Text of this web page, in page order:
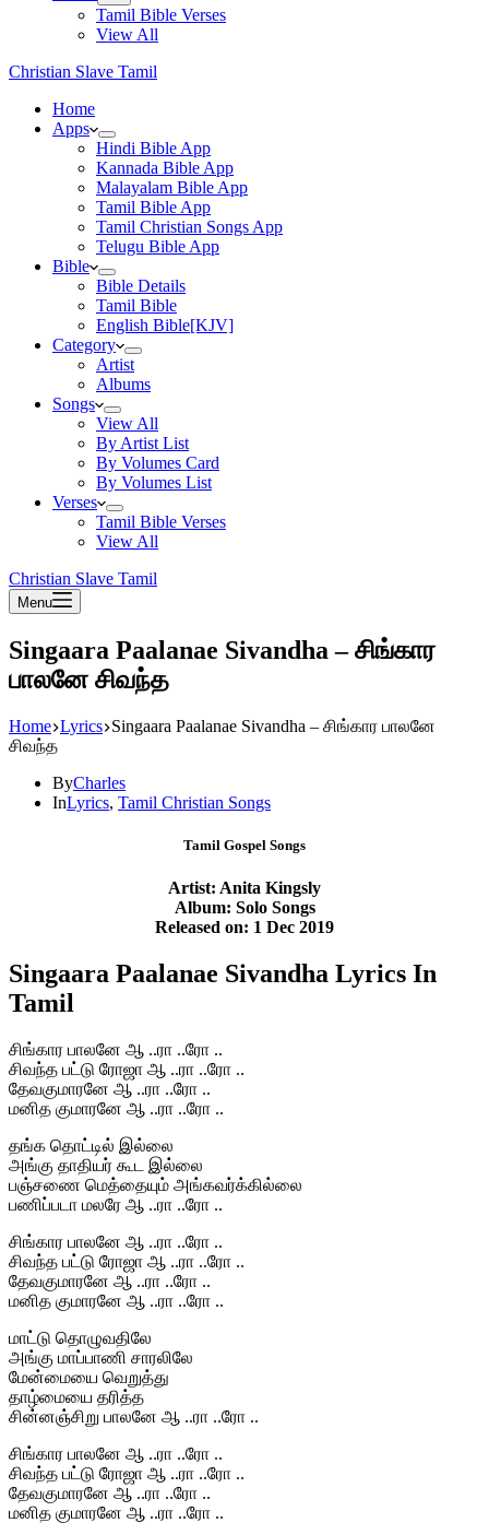
Tamil Bible Verses
View All
Christian Slave Tamil
Home
Apps
Hindi Bible App
Kannada Bible App
Malayalam Bible App
Tamil Bible App
Tamil Christian Songs App
Telugu Bible App
Bible
Bible Details
Tamil Bible
English Bible[KJV]
Category
Artist
Albums
Songs
View All
By Artist List
By Volumes Card
By Volumes List
Verses
Tamil Bible Verses
View All
Christian Slave Tamil
Menu
Singaara Paalanae Sivandha – சிங்கார
பாலனே சிவந்த
Home Lyrics Singaara Paalanae Sivandha – சிங்கார பாலனே
சிவந்த
ByCharles
InLyrics, Tamil Christian Songs
Tamil Gospel Songs
Artist: Anita Kingsly
Album: Solo Songs
Released on: 1 Dec 2019
Singaara Paalanae Sivandha Lyrics In
Tamil
சிங்கார பாலனே ஆ ..ரா ..ரோ ..
சிவந்த பட்டு ரோஜா ஆ ..ரா ..ரோ ..
தேவகுமாரனே ஆ ..ரா ..ரோ ..
மனித குமாரனே ஆ ..ரா ..ரோ ..
தங்க தொட்டில் இல்லை
அங்கு தாதியர் கூட இல்லை
பஞ்சணை மெத்தையும் அங்கவர்க்கில்லை
பணிப்படா மலரே ஆ ..ரா ..ரோ ..
சிங்கார பாலனே ஆ ..ரா ..ரோ ..
சிவந்த பட்டு ரோஜா ஆ ..ரா ..ரோ ..
தேவகுமாரனே ஆ ..ரா ..ரோ ..
மனித குமாரனே ஆ ..ரா ..ரோ ..
மாட்டு தொழுவதிலே
அங்கு மாப்பாணி சாரலிலே
மேன்மையை வெறுத்து
தாழ்மையை தரித்த
சின்னஞ்சிறு பாலனே ஆ ..ரா ..ரோ ..
சிங்கார பாலனே ஆ ..ரா ..ரோ ..
சிவந்த பட்டு ரோஜா ஆ ..ரா ..ரோ ..
தேவகுமாரனே ஆ ..ரா ..ரோ ..
மனித குமாரனே ஆ ..ரா ..ரோ ..